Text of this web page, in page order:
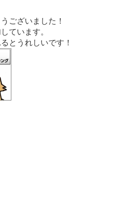
ございました！
ています。
とうれしいです！